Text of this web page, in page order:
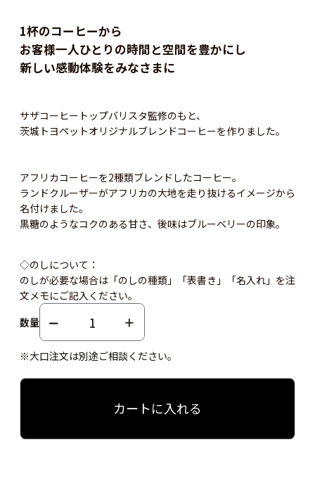
1杯のコーヒーから
お客様一人ひとりの時間と空間を豊かにし
新しい感動体験をみなさまに
サザコーヒートップバリスタ監修のもと、
茨城トヨペットオリジナルブレンドコーヒーを作りました。
アフリカコーヒーを2種類ブレンドしたコーヒー。
ランドクルーザーがアフリカの大地を走り抜けるイメージから
名付けました。
黒糖のようなコクのある甘さ、後味はブルーベリーの印象。
◇のしについて：
のしが必要な場合は「のしの種類」「表書き」「名入れ」を注
文メモにご記入ください。
数量
※大口注文は別途ご相談ください。
カートに入れる